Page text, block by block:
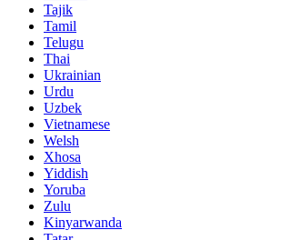
Tajik
Tamil
Telugu
Thai
Ukrainian
Urdu
Uzbek
Vietnamese
Welsh
Xhosa
Yiddish
Yoruba
Zulu
Kinyarwanda